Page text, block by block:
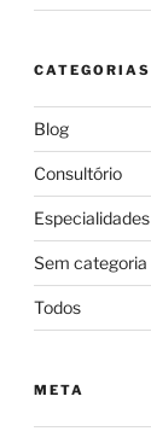
CATEGORIAS
Blog
Consultório
Especialidades
Sem categoria
Todos
META